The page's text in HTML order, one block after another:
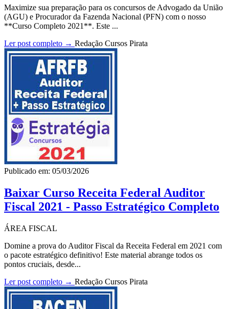
Maximize sua preparação para os concursos de Advogado da União
(AGU) e Procurador da Fazenda Nacional (PFN) com o nosso
**Curso Completo 2021**. Este ...
Ler post completo → Redação Cursos Pirata
Publicado em: 05/03/2026
Baixar Curso Receita Federal Auditor
Fiscal 2021 - Passo Estratégico Completo
ÁREA FISCAL
Domine a prova do Auditor Fiscal da Receita Federal em 2021 com
o pacote estratégico definitivo! Este material abrange todos os
pontos cruciais, desde...
Ler post completo → Redação Cursos Pirata